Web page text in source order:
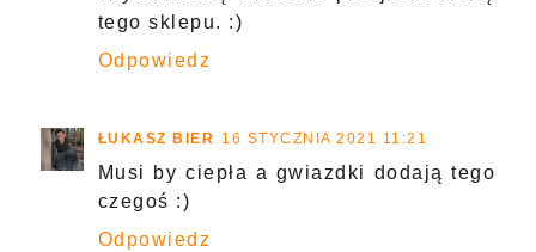
tego sklepu. :)
Odpowiedz
ŁUKASZ BIER 16 STYCZNIA 2021 11:21
Musi by ciepła a gwiazdki dodają tego
czegoś :)
Odpowiedz